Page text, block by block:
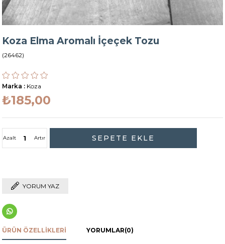
Koza Elma Aromalı İçeçek Tozu
(26462)
Marka : Koza
₺185,00
Artır
Azalt
YORUM YAZ
ÜRÜN ÖZELLIKLERI YORUMLAR(0)